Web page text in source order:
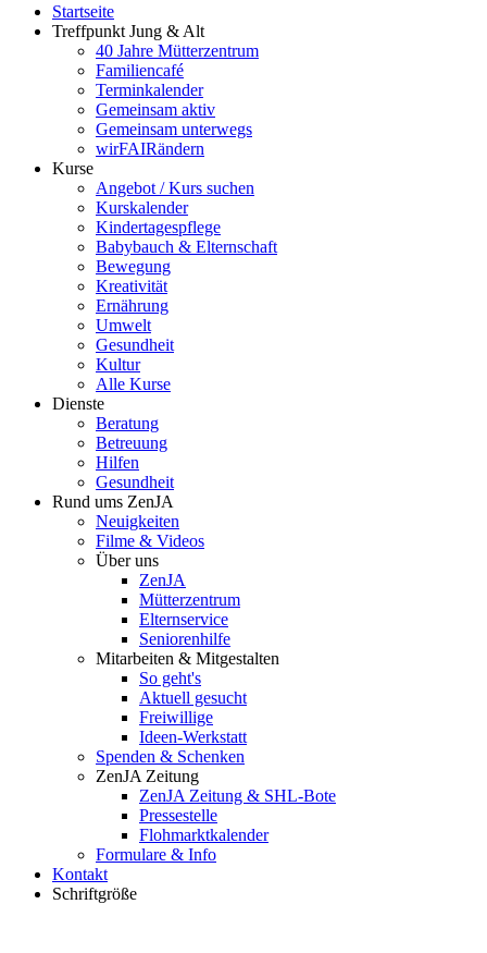
Startseite
Treffpunkt Jung & Alt
40 Jahre Mütterzentrum
Familiencafé
Terminkalender
Gemeinsam aktiv
Gemeinsam unterwegs
wirFAIRändern
Kurse
Angebot / Kurs suchen
Kurskalender
Kindertagespflege
Babybauch & Elternschaft
Bewegung
Kreativität
Ernährung
Umwelt
Gesundheit
Kultur
Alle Kurse
Dienste
Beratung
Betreuung
Hilfen
Gesundheit
Rund ums ZenJA
Neuigkeiten
Filme & Videos
Über uns
ZenJA
Mütterzentrum
Elternservice
Seniorenhilfe
Mitarbeiten & Mitgestalten
So geht's
Aktuell gesucht
Freiwillige
Ideen-Werkstatt
Spenden & Schenken
ZenJA Zeitung
ZenJA Zeitung & SHL-Bote
Pressestelle
Flohmarktkalender
Formulare & Info
Kontakt
Schriftgröße